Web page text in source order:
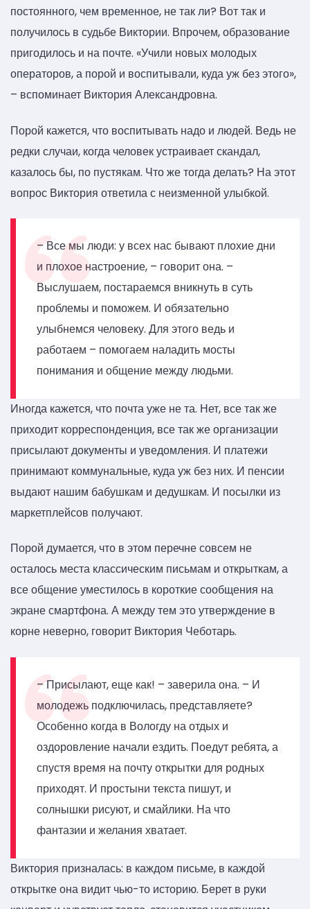
постоянного, чем временное, не так ли? Вот так и
получилось в судьбе Виктории. Впрочем, образование
пригодилось и на почте. «Учили новых молодых
операторов, а порой и воспитывали, куда уж без этого»,
– вспоминает Виктория Александровна.
Порой кажется, что воспитывать надо и людей. Ведь не
редки случаи, когда человек устраивает скандал,
казалось бы, по пустякам. Что же тогда делать? На этот
вопрос Виктория ответила с неизменной улыбкой.
– Все мы люди: у всех нас бывают плохие дни
и плохое настроение, – говорит она. –
Выслушаем, постараемся вникнуть в суть
проблемы и поможем. И обязательно
улыбнемся человеку. Для этого ведь и
работаем – помогаем наладить мосты
понимания и общение между людьми.
Иногда кажется, что почта уже не та. Нет, все так же
приходит корреспонденция, все так же организации
присылают документы и уведомления. И платежи
принимают коммунальные, куда уж без них. И пенсии
выдают нашим бабушкам и дедушкам. И посылки из
маркетплейсов получают.
Порой думается, что в этом перечне совсем не
осталось места классическим письмам и открыткам, а
все общение уместилось в короткие сообщения на
экране смартфона. А между тем это утверждение в
корне неверно, говорит Виктория Чеботарь.
– Присылают, еще как! – заверила она. – И
молодежь подключилась, представляете?
Особенно когда в Вологду на отдых и
оздоровление начали ездить. Поедут ребята, а
спустя время на почту открытки для родных
приходят. И простыни текста пишут, и
солнышки рисуют, и смайлики. На что
фантазии и желания хватает.
Виктория призналась: в каждом письме, в каждой
открытке она видит чью-то историю. Берет в руки